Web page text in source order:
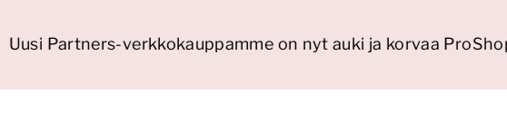
Uusi Partners-verkkokauppamme on nyt auki ja korvaa